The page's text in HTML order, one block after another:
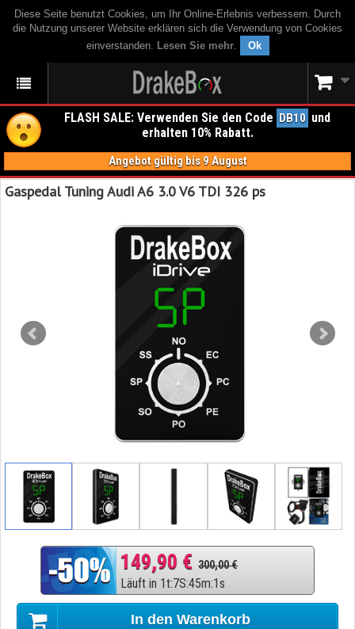
Diese Seite benutzt Cookies, um Ihr Online-Erlebnis verbessern. Durch
die Nutzung unserer Website erklären sich die Verwendung von Cookies
einverstanden. Lesen Sie mehr. Ok
FLASH SALE: Verwenden Sie den Code DB10 und
erhalten 10% Rabatt.
Angebot gültig bis 9 August
Gaspedal Tuning Audi A6 3.0 V6 TDI 326 ps
149,90 € 300,00 €
Läuft in 1t:7S:45m:0s
In den Warenkorb